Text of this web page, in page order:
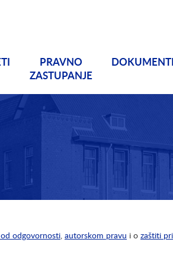
PRAVNO
ZASTUPANJE
DOKUMENTI
odgovornosti, autorskom pravu i o zaštiti